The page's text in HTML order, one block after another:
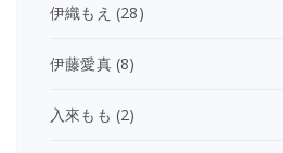
伊織もえ (28)
伊藤愛真(8)
入來もも (2)